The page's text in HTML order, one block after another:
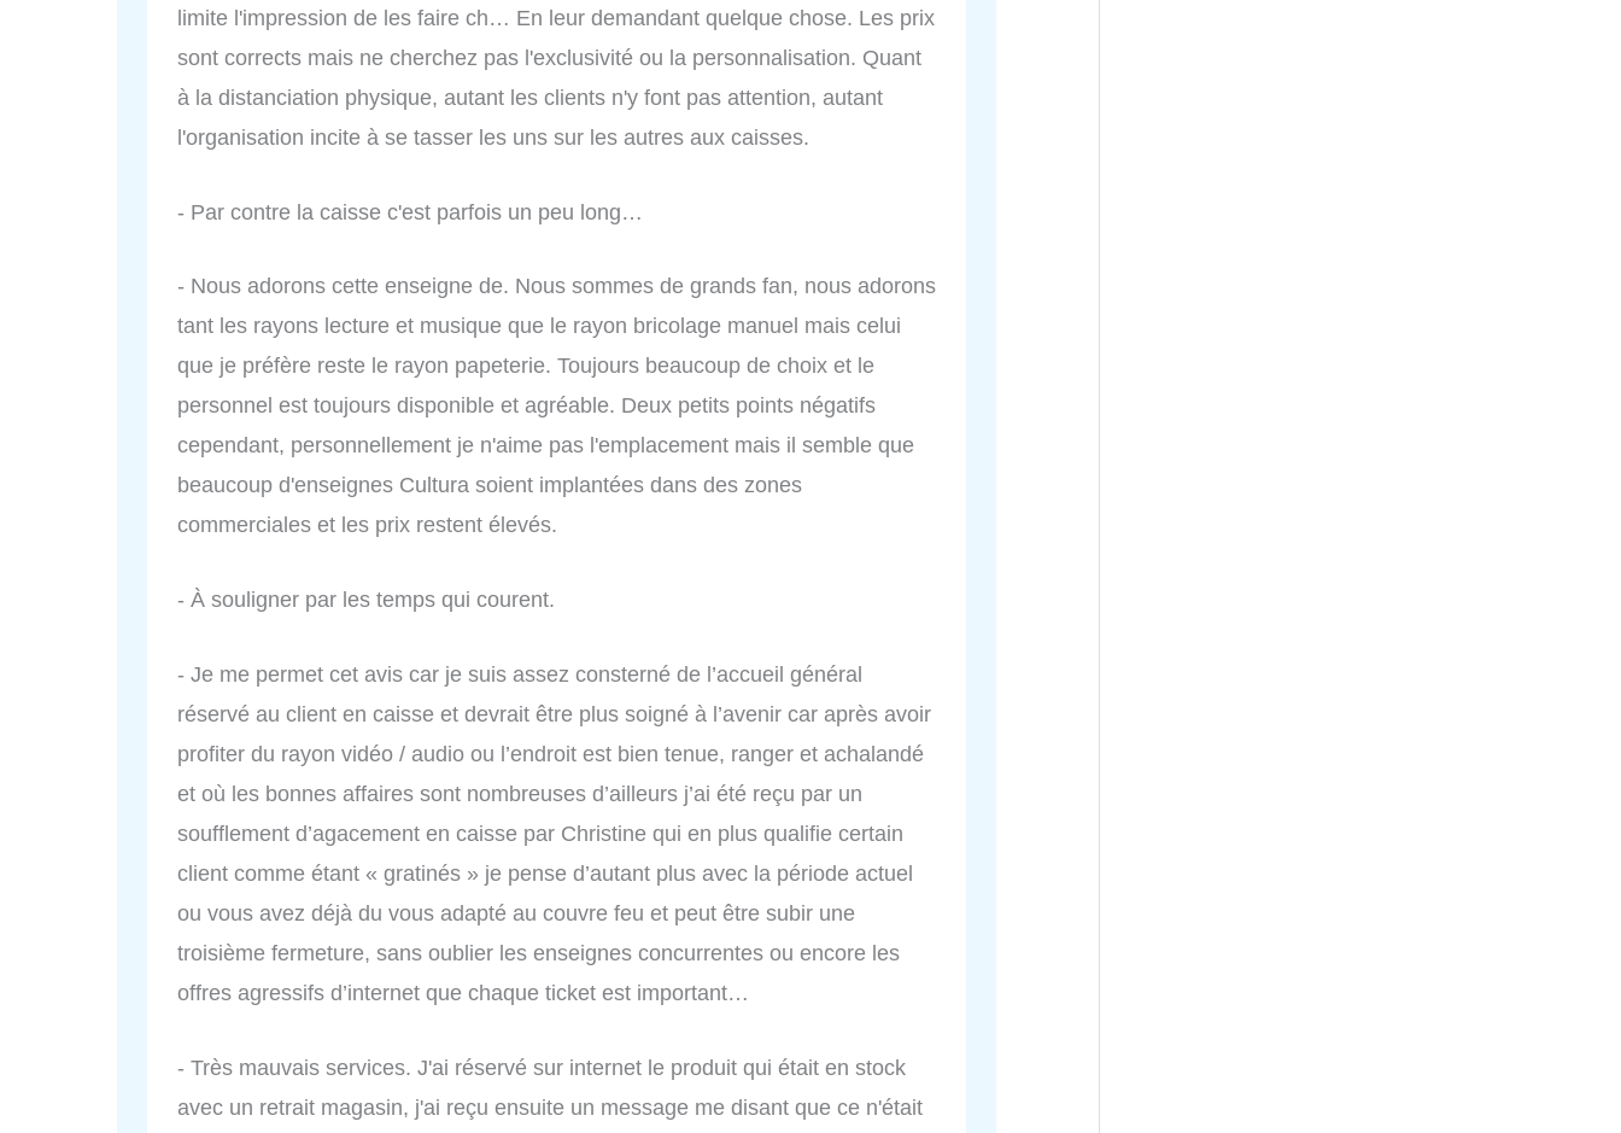
limite l'impression de les faire ch… En leur demandant quelque chose. Les prix
sont corrects mais ne cherchez pas l'exclusivité ou la personnalisation. Quant
à la distanciation physique, autant les clients n'y font pas attention, autant
l'organisation incite à se tasser les uns sur les autres aux caisses.
- Par contre la caisse c'est parfois un peu long…
- Nous adorons cette enseigne de. Nous sommes de grands fan, nous adorons
tant les rayons lecture et musique que le rayon bricolage manuel mais celui
que je préfère reste le rayon papeterie. Toujours beaucoup de choix et le
personnel est toujours disponible et agréable. Deux petits points négatifs
cependant, personnellement je n'aime pas l'emplacement mais il semble que
beaucoup d'enseignes Cultura soient implantées dans des zones
commerciales et les prix restent élevés.
- À souligner par les temps qui courent.
- Je me permet cet avis car je suis assez consterné de l’accueil général
réservé au client en caisse et devrait être plus soigné à l’avenir car après avoir
profiter du rayon vidéo / audio ou l’endroit est bien tenue, ranger et achalandé
et où les bonnes affaires sont nombreuses d’ailleurs j’ai été reçu par un
soufflement d’agacement en caisse par Christine qui en plus qualifie certain
client comme étant « gratinés » je pense d’autant plus avec la période actuel
ou vous avez déjà du vous adapté au couvre feu et peut être subir une
troisième fermeture, sans oublier les enseignes concurrentes ou encore les
offres agressifs d’internet que chaque ticket est important…
- Très mauvais services. J'ai réservé sur internet le produit qui était en stock
avec un retrait magasin, j'ai reçu ensuite un message me disant que ce n'était